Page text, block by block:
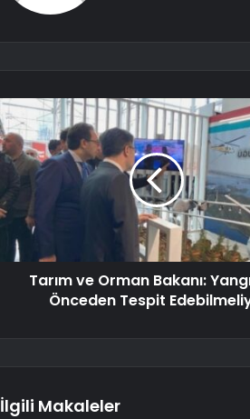
Tarım ve Orman Bakanı:
Önceden Tespit
İlgili Makaleler